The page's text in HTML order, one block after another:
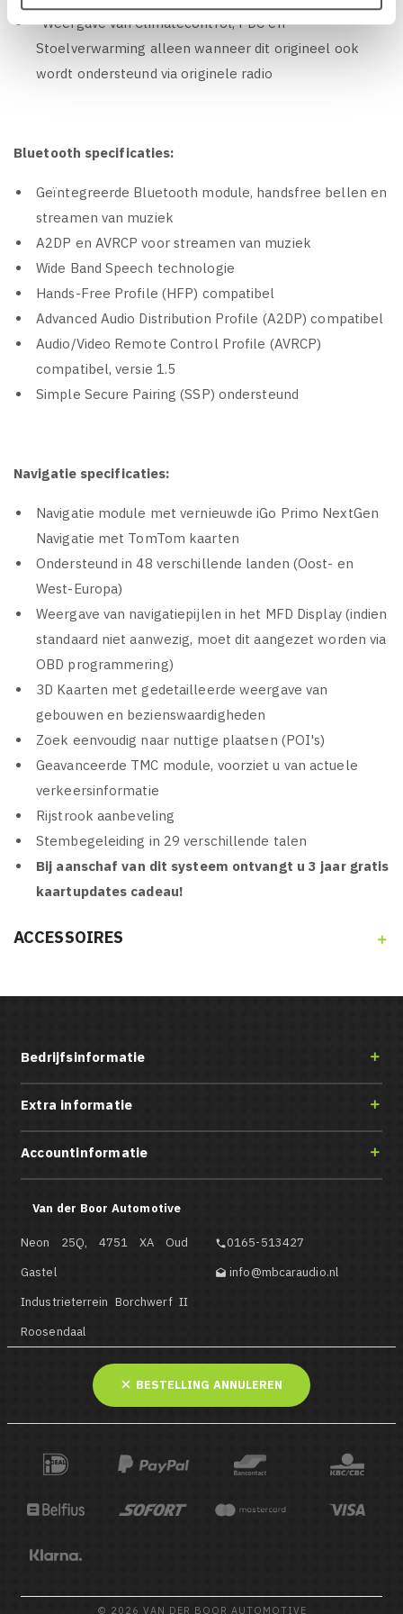
*Weergave van Climatecontrol, PDC en
Stoelverwarming alleen wanneer dit origineel ook
wordt ondersteund via originele radio
Bluetooth specificaties:
Geïntegreerde Bluetooth module, handsfree bellen en
streamen van muziek
A2DP en AVRCP voor streamen van muziek
Wide Band Speech technologie
Hands-Free Profile (HFP) compatibel
Advanced Audio Distribution Profile (A2DP) compatibel
Audio/Video Remote Control Profile (AVRCP)
compatibel, versie 1.5
Simple Secure Pairing (SSP) ondersteund
Navigatie specificaties:
Navigatie module met vernieuwde iGo Primo NextGen
Navigatie met TomTom kaarten
Ondersteund in 48 verschillende landen (Oost- en
West-Europa)
Weergave van navigatiepijlen in het MFD Display (indien
standaard niet aanwezig, moet dit aangezet worden via
OBD programmering)
3D Kaarten met gedetailleerde weergave van
gebouwen en bezienswaardigheden
Zoek eenvoudig naar nuttige plaatsen (POI's)
Geavanceerde TMC module, voorziet u van actuele
verkeersinformatie
Rijstrook aanbeveling
Stembegeleiding in 29 verschillende talen
Bij aanschaf van dit systeem ontvangt u 3 jaar gratis
kaartupdates cadeau!
ACCESSOIRES 
Bedrijfsinformatie 
Extra informatie 
Accountinformatie 
Van der Boor Automotive
Neon 25Q, 4751 XA Oud
Gastel
Industrieterrein Borchwerf II
Roosendaal
0165-513427
 info@mbcaraudio.nl
BESTELLING ANNULEREN
© 2026 VAN DER BOOR AUTOMOTIVE